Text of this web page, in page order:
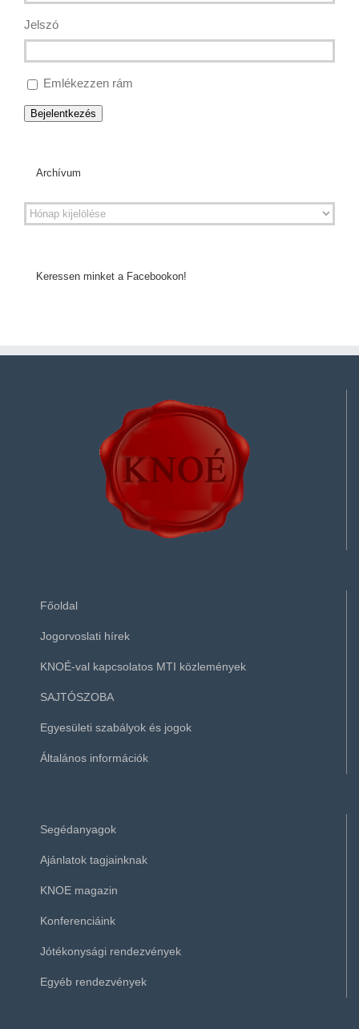
Jelszó
Emlékezzen rám
Bejelentkezés
Archívum
Keressen minket a Facebookon!
Főoldal
Jogorvoslati hírek
KNOÉ-val kapcsolatos MTI közlemények
SAJTÓSZOBA
Egyesületi szabályok és jogok
Általános információk
Segédanyagok
Ajánlatok tagjainknak
KNOE magazin
Konferenciáink
Jótékonysági rendezvények
Egyéb rendezvények